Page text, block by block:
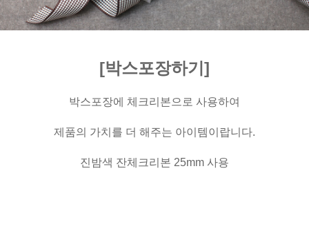
[박스포장하기]
박스포장에 체크리본으로 사용하여
제품의 가치를 더 해주는 아이템이랍니다.
진밤색 잔체크리본 25mm 사용